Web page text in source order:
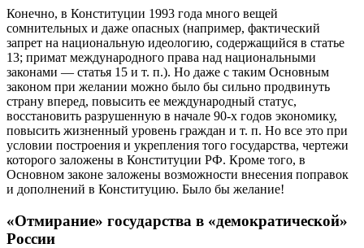
Конечно, в Конституции 1993 года много вещей
сомнительных и даже опасных (например, фактический
запрет на национальную идеологию, содержащийся в статье
13; примат международного права над национальными
законами — статья 15 и т. п.). Но даже с таким Основным
законом при желании можно было бы сильно продвинуть
страну вперед, повысить ее международный статус,
восстановить разрушенную в начале 90-х годов экономику,
повысить жизненный уровень граждан и т. п. Но все это при
условии построения и укрепления того государства, чертежи
которого заложены в Конституции РФ. Кроме того, в
Основном законе заложены возможности внесения поправок
и дополнений в Конституцию. Было бы желание!
«Отмирание» государства в «демократической»
России